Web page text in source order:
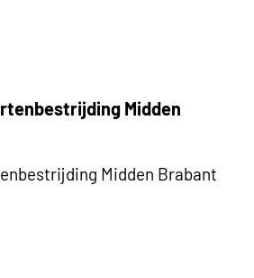
Midden
Midden Brabant